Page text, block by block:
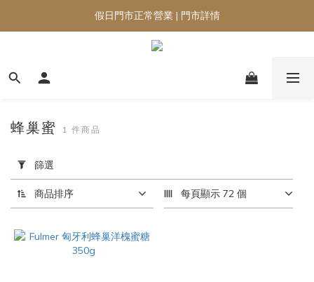
假日門市正常營業 | 門市詳情
用
篩
選
(0/20)
品
蜂巢蜜 1 件商品
篩選
商品排序 每頁顯示 72 個